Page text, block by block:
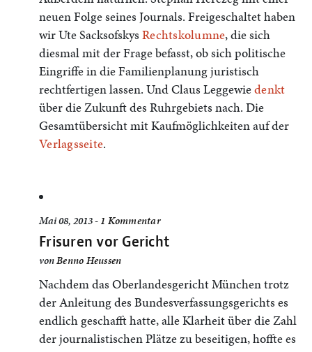
neuen Folge seines Journals. Freigeschaltet haben
wir Ute Sacksofskys Rechtskolumne, die sich
diesmal mit der Frage befasst, ob sich politische
Eingriffe in die Familienplanung juristisch
rechtfertigen lassen. Und Claus Leggewiedenkt
über die Zukunft des Ruhrgebiets nach. Die
Gesamtübersicht mit Kaufmöglichkeiten auf der
Verlagsseite.
Mai 08, 2013 - 1 Kommentar
Frisuren vor Gericht
vonBenno Heussen
Nachdem das Oberlandesgericht München trotz
der Anleitung des Bundesverfassungsgerichts es
endlich geschafft hatte, alle Klarheit über die Zahl
der journalistischen Plätze zu beseitigen, hoffte es